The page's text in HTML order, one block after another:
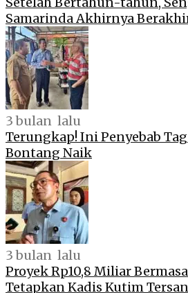
Samarinda Akhirnya
3 bulan lalu
Terungkap! Ini Penyebab
Bontang Naik
3 bulan lalu
Proyek Rp10,8 Miliar
Tetapkan Kadis Kutim